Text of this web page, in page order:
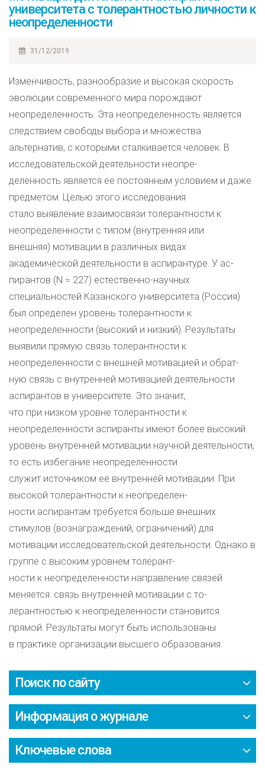
университета с толерантностью личности к
неопределенности
31/12/2019
Изменчивость, разнообразие и высокая скорость
эволюции современного мира порождают
неопределенность. Эта неопределенность является
следствием свободы выбора и множества
альтернатив, с которыми сталкивается человек. В
исследовательской деятельности неопре-
деленность является ее постоянным условием и даже
предметом. Целью этого исследования
стало выявление взаимосвязи толерантности к
неопределенности с типом (внутренняя или
внешняя) мотивации в различных видах
академической деятельности в аспирантуре. У ас-
пирантов (N = 227) естественно-научных
специальностей Казанского университета (Россия)
был определен уровень толерантности к
неопределенности (высокий и низкий). Результаты
выявили прямую связь толерантности к
неопределенности с внешней мотивацией и обрат-
ную связь с внутренней мотивацией деятельности
аспирантов в университете. Это значит,
что при низком уровне толерантности к
неопределенности аспиранты имеют более высокий
уровень внутренней мотивации научной деятельности,
то есть избегание неопределенности
служит источником её внутренней мотивации. При
высокой толерантности к неопределен-
ности аспирантам требуется больше внешних
стимулов (вознаграждений, ограничений) для
мотивации исследовательской деятельности. Однако в
группе с высоким уровнем толерант-
ности к неопределенности направление связей
меняется: связь внутренней мотивации с то-
лерантностью к неопределенности становится
прямой. Результаты могут быть использованы
в практике организации высшего образования.
Поиск по сайту
Информация о журнале
Ключевые слова